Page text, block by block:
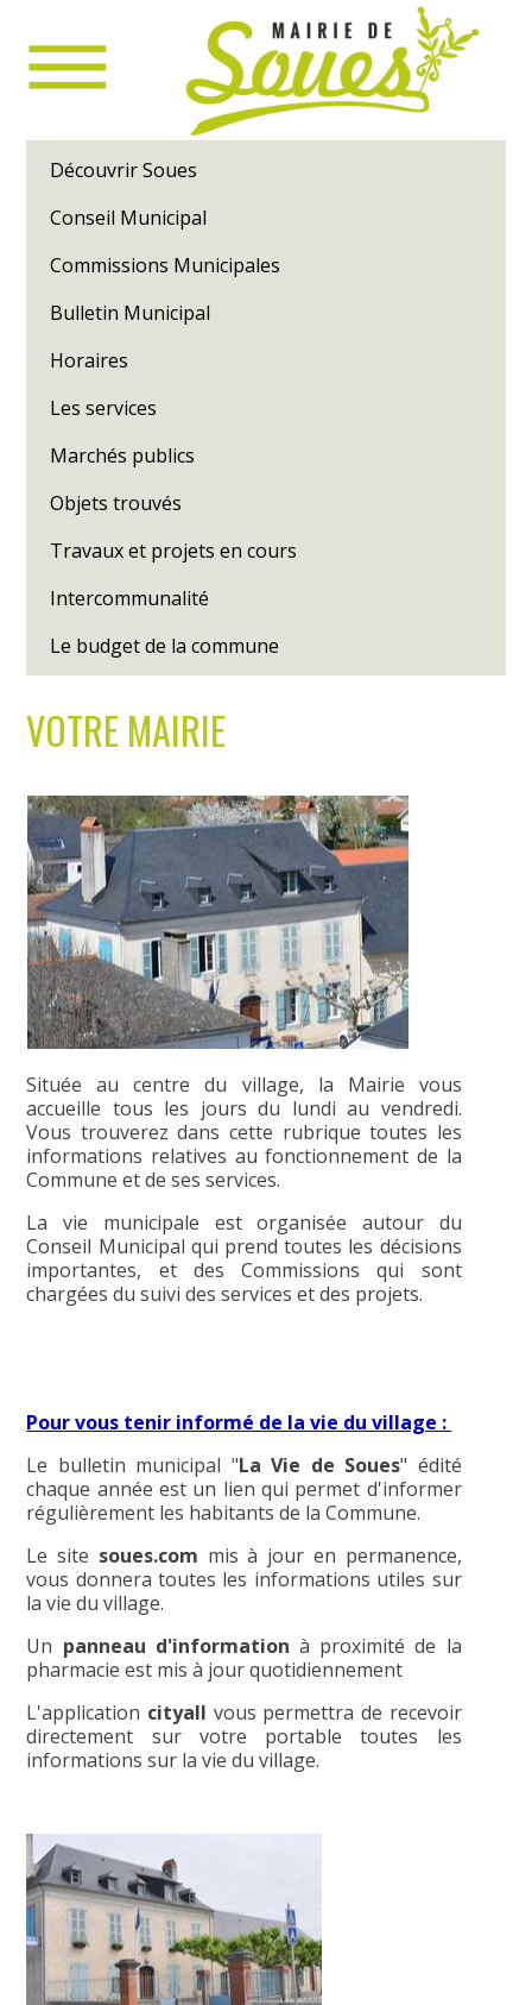
Découvrir Soues
Conseil Municipal
Commissions Municipales
Bulletin Municipal
Horaires
Les services
Marchés publics
Objets trouvés
Travaux et projets en cours
Intercommunalité
Le budget de la commune
VOTRE MAIRIE
Située au centre du village, la Mairie vous
accueille tous les jours du lundi au vendredi.
Vous trouverez dans cette rubrique toutes les
informations relatives au fonctionnement de la
Commune et de ses services.
La vie municipale est organisée autour du
Conseil Municipal qui prend toutes les décisions
importantes, et des Commissions qui sont
chargées du suivi des services et des projets.
Pour vous tenir informé de la vie du village :
Le bulletin municipal "La Vie de Soues" édité
chaque année est un lien qui permet d'informer
régulièrement les habitants de la Commune.
Le site soues.com mis à jour en permanence,
vous donnera toutes les informations utiles sur
la vie du village.
Un panneau d'information à proximité de la
pharmacie est mis à jour quotidiennement
L'application cityall vous permettra de recevoir
directement sur votre portable toutes les
informations sur la vie du village.